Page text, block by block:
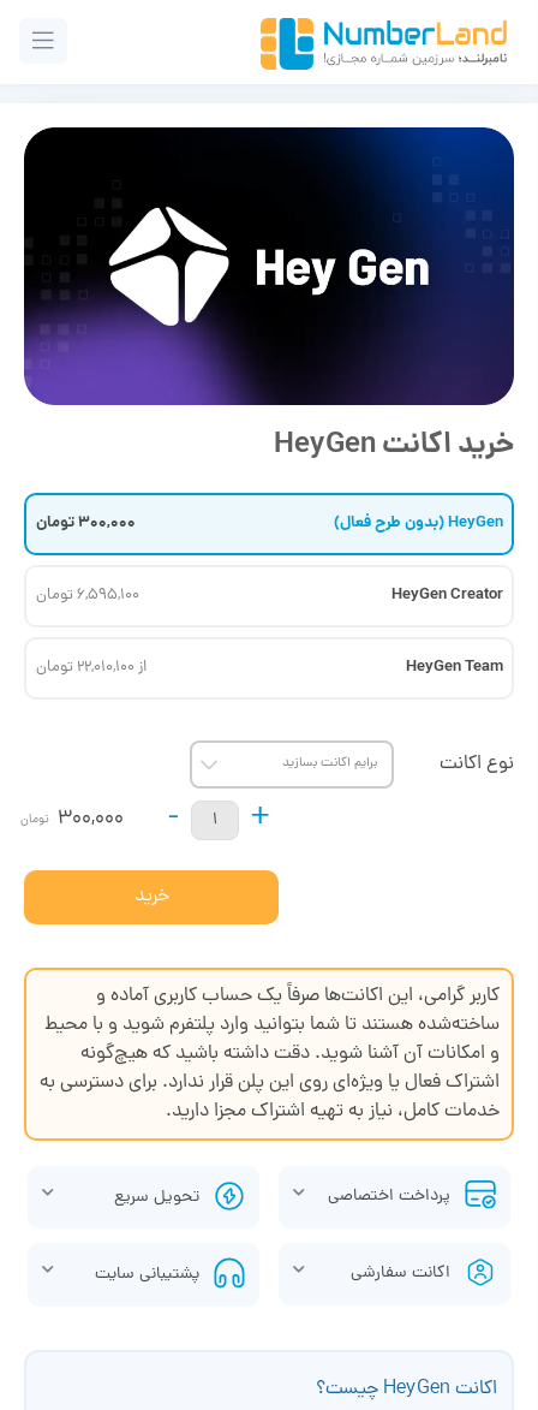
خرید اکانت HeyGen
HeyGen (بدون طرح فعال) 300,000 تومان
HeyGen Creator 6,595,100 تومان
HeyGen Team از 22,010,100 تومان
نوع اکانت
+
-
300,000 تومان
خرید
کاربر گرامی، این اکانت‌ها صرفاً یک حساب کاربری آماده و
ساخته‌شده هستند تا شما بتوانید وارد پلتفرم شوید و با محیط
و امکانات آن آشنا شوید. دقت داشته باشید که هیچ‌گونه
اشتراک فعال یا ویژه‌ای روی این پلن قرار ندارد. برای دسترسی به
خدمات کامل، نیاز به تهیه اشتراک مجزا دارید.
پرداخت اختصاصی تحویل سریع
اکانت سفارشی پشتیبانی سایت
اکانت HeyGen چیست؟